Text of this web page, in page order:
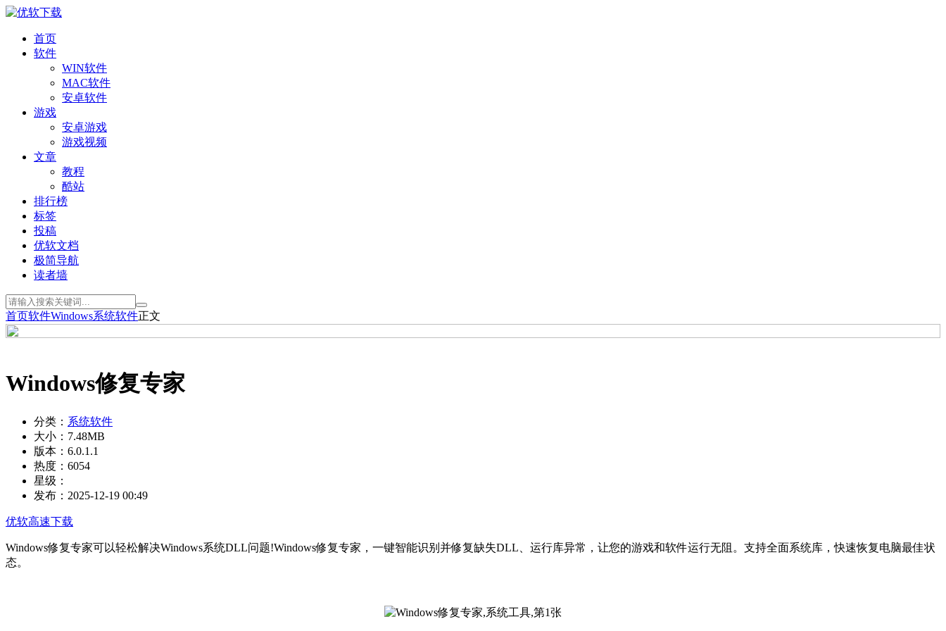
首页
软件
WIN软件
MAC软件
安卓软件
游戏
安卓游戏
游戏视频
文章
教程
酷站
排行榜
标签
投稿
优软文档
极简导航
读者墙
首页软件Windows系统软件正文
Windows修复专家
分类： 系统软件
大小： 7.48MB
版本： 6.0.1.1
热度： 6054
星级：
发布： 2025-12-19 00:49
优软高速下载
Windows修复专家可以轻松解决Windows系统DLL问题!Windows修复专家，一键智能识别并修复缺失DLL、运行库异常，让您的游戏和软件运行无阻。支持全面系统库，快速恢复电脑最佳状
态。